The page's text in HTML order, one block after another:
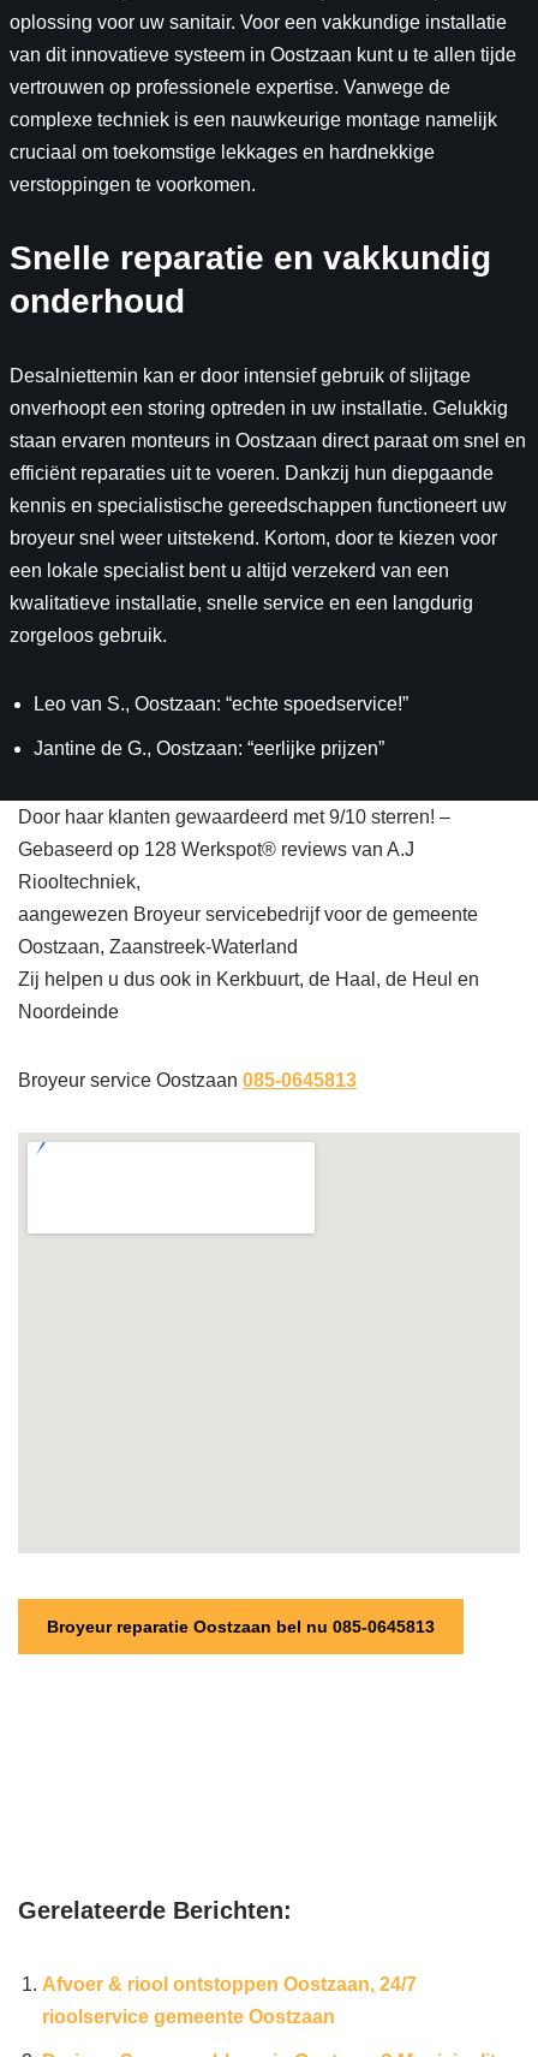
oplossing voor uw sanitair. Voor een vakkundige installatie
van dit innovatieve systeem in Oostzaan kunt u te allen tijde
vertrouwen op professionele expertise. Vanwege de
complexe techniek is een nauwkeurige montage namelijk
cruciaal om toekomstige lekkages en hardnekkige
verstoppingen te voorkomen.
Snelle reparatie en vakkundig
onderhoud
Desalniettemin kan er door intensief gebruik of slijtage
onverhoopt een storing optreden in uw installatie. Gelukkig
staan ervaren monteurs in Oostzaan direct paraat om snel en
efficiënt reparaties uit te voeren. Dankzij hun diepgaande
kennis en specialistische gereedschappen functioneert uw
broyeur snel weer uitstekend. Kortom, door te kiezen voor
een lokale specialist bent u altijd verzekerd van een
kwalitatieve installatie, snelle service en een langdurig
zorgeloos gebruik.
Leo van S., Oostzaan: “echte spoedservice!”
Jantine de G., Oostzaan: “eerlijke prijzen”
Door haar klanten gewaardeerd met 9/10 sterren! –
Gebaseerd op 128 Werkspot® reviews van A.J
Riooltechniek,
aangewezen Broyeur servicebedrijf voor de gemeente
Oostzaan, Zaanstreek-Waterland
Zij helpen u dus ook in Kerkbuurt, de Haal, de Heul en
Noordeinde
Broyeur service Oostzaan 085-0645813
Broyeur reparatie Oostzaan bel nu 085-0645813
Gerelateerde Berichten:
Afvoer & riool ontstoppen Oostzaan, 24/7
rioolservice gemeente Oostzaan